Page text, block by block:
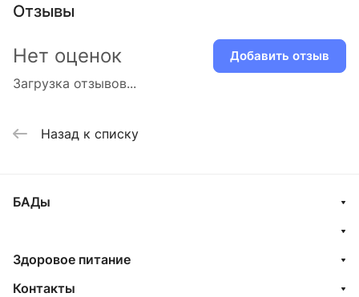
Отзывы
Загрузка отзывов...
Нет оценок Добавить отзыв
Назад к списку
БАДы
Здоровое питание
Контакты